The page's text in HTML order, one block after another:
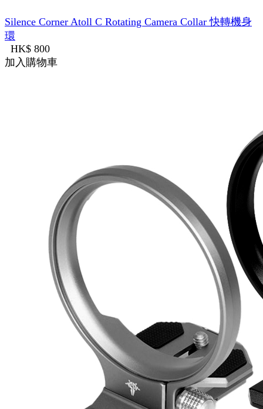
Silence Corner Atoll C Rotating Camera Collar 快轉機身
環
HK$ 800
加入購物車